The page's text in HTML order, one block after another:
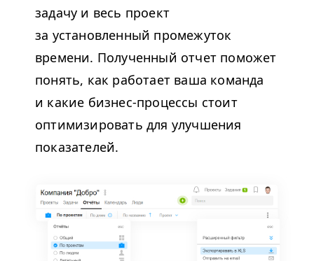
задачу и весь проект
за установленный промежуток
времени. Полученный отчет поможет
понять, как работает ваша команда
и какие бизнес-процессы стоит
оптимизировать для улучшения
показателей.